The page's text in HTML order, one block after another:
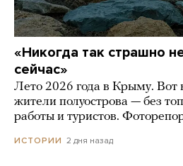
«Никогда так страшно
сейчас»
Лето 2026 года в Крыму. Вот
жители полуострова — без
работы и туристов.
ИСТОРИИ 2 дня назад